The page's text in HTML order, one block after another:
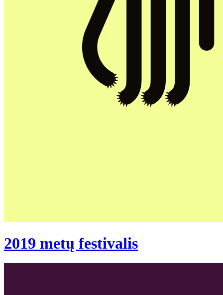
2019 metų festivalis